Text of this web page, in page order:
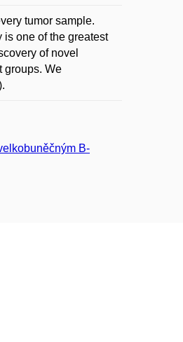
tumor sample.
one of the greatest
of novel
groups. We
B-